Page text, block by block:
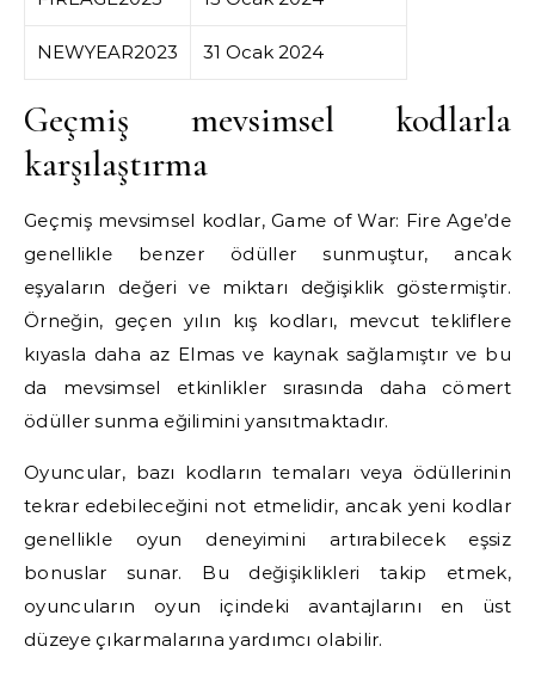
NEWYEAR2023 31 Ocak 2024
Geçmiş mevsimsel kodlarla
karşılaştırma
Geçmiş mevsimsel kodlar, Game of War: Fire Age’de
genellikle benzer ödüller sunmuştur, ancak
eşyaların değeri ve miktarı değişiklik göstermiştir.
Örneğin, geçen yılın kış kodları, mevcut tekliflere
kıyasla daha az Elmas ve kaynak sağlamıştır ve bu
da mevsimsel etkinlikler sırasında daha cömert
ödüller sunma eğilimini yansıtmaktadır.
Oyuncular, bazı kodların temaları veya ödüllerinin
tekrar edebileceğini not etmelidir, ancak yeni kodlar
genellikle oyun deneyimini artırabilecek eşsiz
bonuslar sunar. Bu değişiklikleri takip etmek,
oyuncuların oyun içindeki avantajlarını en üst
düzeye çıkarmalarına yardımcı olabilir.